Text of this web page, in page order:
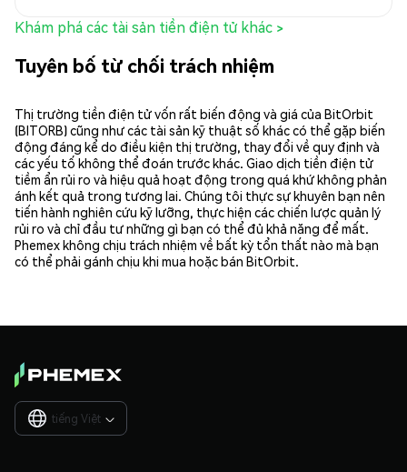
Khám phá các tài sản tiền điện tử khác >
Tuyên bố từ chối trách nhiệm
Thị trường tiền điện tử vốn rất biến động và giá của BitOrbit
(BITORB) cũng như các tài sản kỹ thuật số khác có thể gặp biến
động đáng kể do điều kiện thị trường, thay đổi về quy định và
các yếu tố không thể đoán trước khác. Giao dịch tiền điện tử
tiềm ẩn rủi ro và hiệu quả hoạt động trong quá khứ không phản
ánh kết quả trong tương lai. Chúng tôi thực sự khuyên bạn nên
tiến hành nghiên cứu kỹ lưỡng, thực hiện các chiến lược quản lý
rủi ro và chỉ đầu tư những gì bạn có thể đủ khả năng để mất.
Phemex không chịu trách nhiệm về bất kỳ tổn thất nào mà bạn
có thể phải gánh chịu khi mua hoặc bán BitOrbit.
tiếng Việt 